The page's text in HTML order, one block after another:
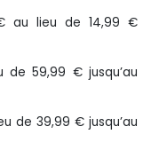
au lieu de 14,99 €
59,99 € jusqu’au
de 39,99 € jusqu’au